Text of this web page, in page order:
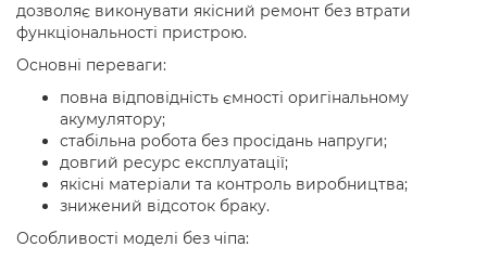
дозволяє виконувати якісний ремонт без втрати
функціональності пристрою.
Основні переваги:
повна відповідність ємності оригінальному
акумулятору;
стабільна робота без просідань напруги;
довгий ресурс експлуатації;
якісні матеріали та контроль виробництва;
знижений відсоток браку.
Особливості моделі без чіпа: